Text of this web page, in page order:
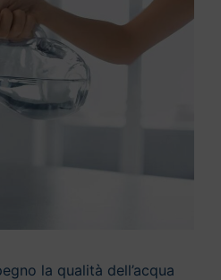
la qualità dell’acqua